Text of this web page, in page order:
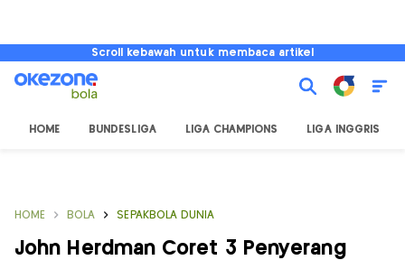
Scroll kebawah untuk membaca artikel
HOME BUNDESLIGA LIGA CHAMPIONS LIGA INGGRIS
HOME BOLA SEPAKBOLA DUNIA
John Herdman Coret 3 Penyerang